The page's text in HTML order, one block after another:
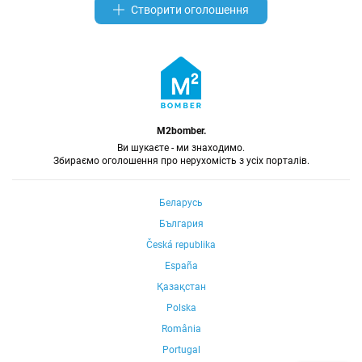
Створити оголошення
M2bomber.
Ви шукаєте - ми знаходимо.
Збираємо оголошення про нерухомість з усіх порталів.
Беларусь
България
Česká republika
España
Қазақстан
Polska
România
Portugal